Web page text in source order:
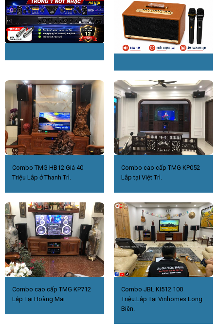
Combo TMG HB12 Giá 40
Triệu Lắp ở Thanh Trì.
Combo cao cấp TMG KP052
Lắp tại Việt Trì.
Combo cao cấp TMG KP712
Lắp Tại Hoàng Mai
Combo JBL KI512 100
Triệu.Lắp Tại Vinhomes Long
Biên.